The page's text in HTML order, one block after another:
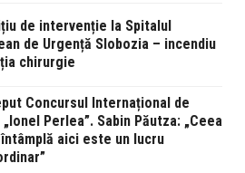
de intervenție la Spitalul
de Urgență Slobozia – incendiu
chirurgie
Concursul Internațional de
Perlea”. Sabin Păutza: „Ceea
aici este un lucru